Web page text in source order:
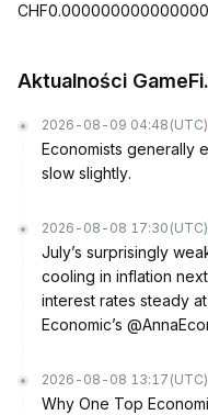
Aktualności
2026-08-09 04:48 (UTC)
Economists generally
slow slightly.
2026-08-08 17:30 (UTC)
July’s surprisingly
cooling in inflation
interest rates steady
Economic’s
2026-08-08 13:17 (UTC)
Why One Top